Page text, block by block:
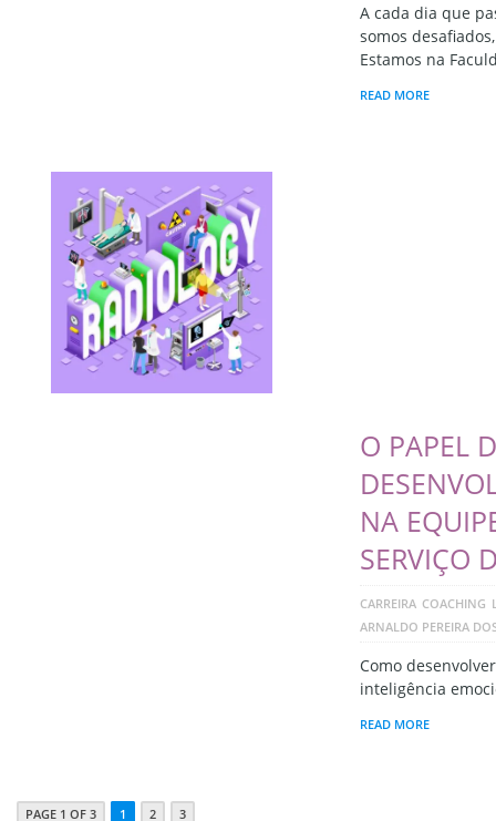
A cada dia que
somos
Estamos na
READ MORE
O PAPEL
NA
SERVIÇO
CARREIRA COACHING
ARNALDO PEREIRA
Como
inteligência
READ MORE
PAGE 1 OF 3 1 2 3